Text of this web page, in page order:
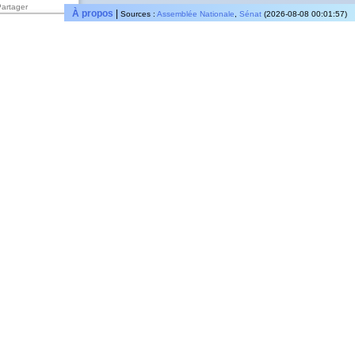
À propos Sources : Assemblée Nationale Sénat (2026-08-08 00:01:57)